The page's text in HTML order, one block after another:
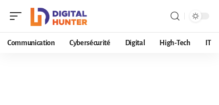
Communication Cybersécurité Digital High-Tech IT